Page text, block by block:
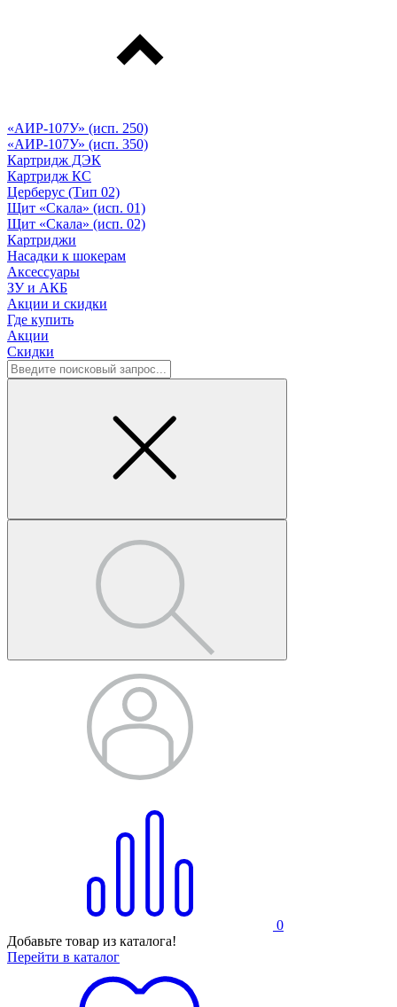
«АИР-107У» (исп. 250)
«АИР-107У» (исп. 350)
Картридж ДЭК
Картридж КС
Церберус (Тип 02)
Щит «Скала» (исп. 01)
Щит «Скала» (исп. 02)
Картриджи
Насадки к шокерам
Аксессуары
ЗУ и АКБ
Акции и скидки
Где купить
Акции
Скидки
0
Добавьте товар из каталога!
Перейти в каталог